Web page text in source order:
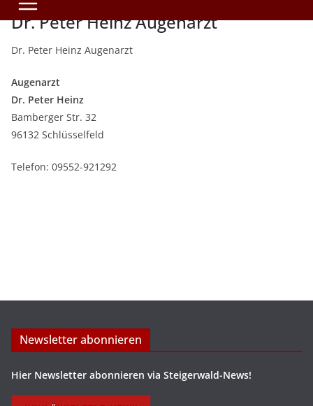
Dr. Peter Heinz Augenarzt
Dr. Peter Heinz Augenarzt
Augenarzt
Dr. Peter Heinz
Bamberger Str. 32
96132 Schlüsselfeld
Telefon: 09552-921292
Newsletter abonnieren
Hier Newsletter abonnieren via Steigerwald-News!